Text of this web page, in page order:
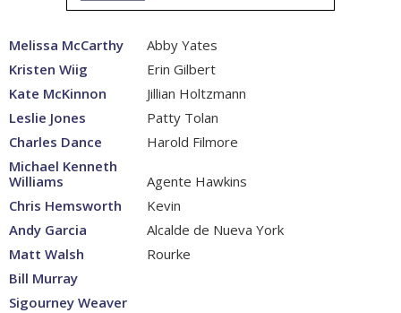
Melissa McCarthy
Abby Yates
Kristen Wiig
Erin Gilbert
Kate McKinnon
Jillian Holtzmann
Leslie Jones
Patty Tolan
Charles Dance
Harold Filmore
Michael Kenneth
Williams
Agente Hawkins
Chris Hemsworth
Kevin
Andy Garcia
Alcalde de Nueva York
Matt Walsh
Rourke
Bill Murray
Sigourney Weaver